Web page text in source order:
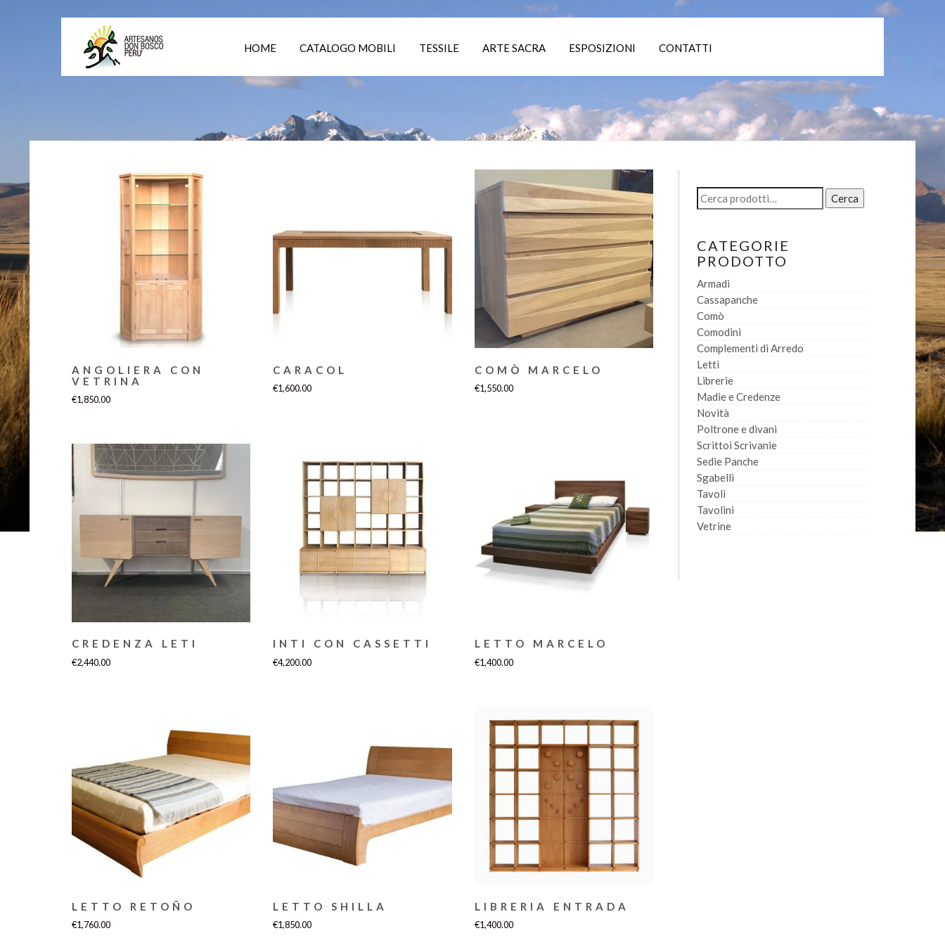
HOME CATALOGO MOBILI TESSILE ARTE SACRA ESPOSIZIONI CONTATTI
ANGOLIERA CON
VETRINA
€1,850.00
CARACOL
€1,600.00
COMÒ MARCELO
€1,550.00
CREDENZA LETI
€2,440.00
INTI CON CASSETTI
€4,200.00
LETTO MARCELO
€1,400.00
LETTO RETOÑO
€1,760.00
LETTO SHILLA
€1,850.00
LIBRERIA ENTRADA
€1,400.00
Cerca: Cerca
CATEGORIE
PRODOTTO
Armadi
Cassapanche
Comò
Comodini
Complementi di Arredo
Letti
Librerie
Madie e Credenze
Novità
Poltrone e divani
Scrittoi Scrivanie
Sedie Panche
Sgabelli
Tavoli
Tavolini
Vetrine